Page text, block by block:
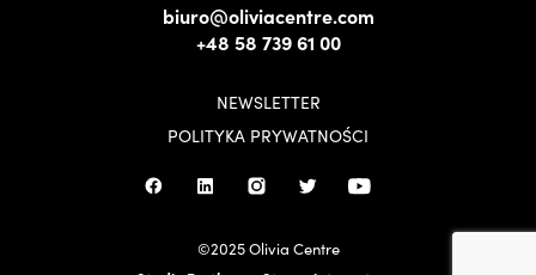
biuro@oliviacentre.com
+48 58 739 61 00
NEWSLETTER
POLITYKA PRYWATNOŚCI
©2025 Olivia Centre